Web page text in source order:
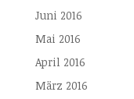
Juni 2016
Mai 2016
April 2016
März 2016